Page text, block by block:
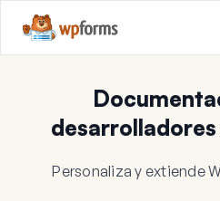
Personaliza y extiende